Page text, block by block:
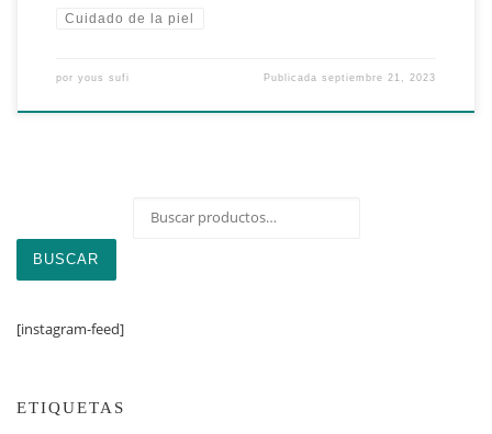
Cuidado de la piel
por yous sufi Publicadaseptiembre 21, 2023
BUSCAR
[instagram-feed]
ETIQUETAS